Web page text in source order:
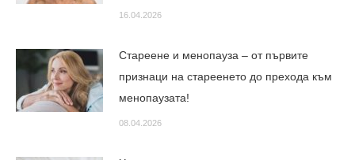
16.04.2026
Стареене и менопауза – от първите
признаци на стареенето до прехода към
менопаузата!
08.04.2026